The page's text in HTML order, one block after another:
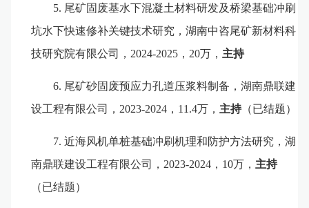
5. 尾矿固废基水下混凝土材料研发及桥梁基础冲刷
坑水下快速修补关键技术研究，湖南中咨尾矿新材料科
技研究院有限公司， 2024-2025 ， 20万， 主持
6. 尾矿砂固废预应力孔道压浆料制备，湖南鼎联建
设工程有限公司， 2023-2024 ， 11.4万， 主持（已结题）
7.近海风机单桩基础冲刷机理和防护方法研究，湖
南鼎联建设工程有限公司， 2023-2024 ， 10万， 主持
（已结题）